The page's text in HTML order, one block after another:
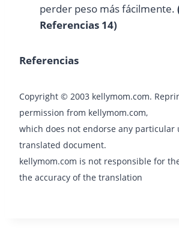
perder peso más fácilmente.
Referencias 14)
Referencias
Copyright © 2003 kellymom.com.
permission from kellymom.com,
which does not endorse any particular
translated document.
kellymom.com is not responsible for
the accuracy of the translation